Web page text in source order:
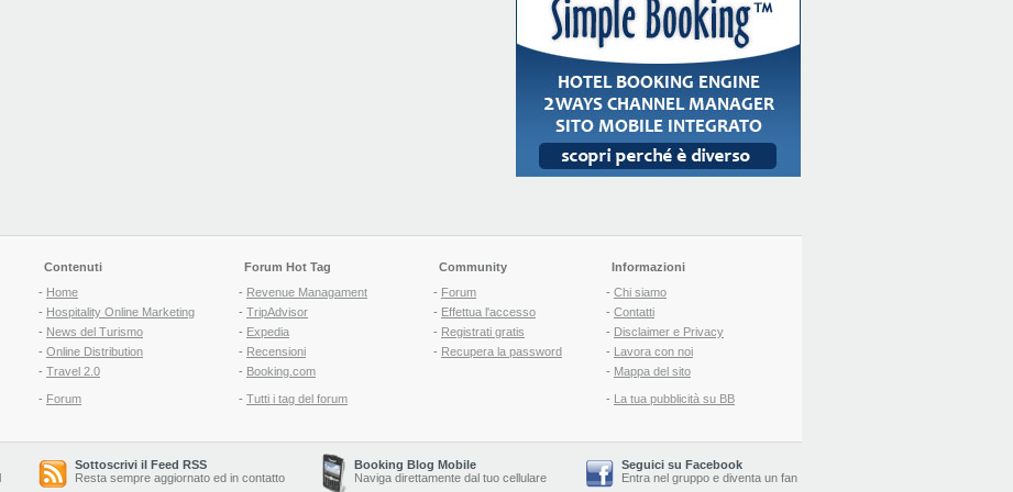
Contenuti
- Home
- Hospitality Online Marketing
- News del Turismo
- Online Distribution
- Travel 2.0
- Forum
Forum Hot Tag
- Revenue Managament
- TripAdvisor
- Expedia
- Recensioni
- Booking.com
- Tutti i tag del forum
Community
- Forum
- Effettua l'accesso
- Registrati gratis
- Recupera la password
Informazioni
- Chi siamo
- Contatti
- Disclaimer e Privacy
- Lavora con noi
- Mappa del sito
- La tua pubblicità su BB
Sottoscrivi il Feed RSS
Resta sempre aggiornato ed in contatto
Booking Blog Mobile
Naviga direttamente dal tuo cellulare
Seguici su Facebook
Entra nel gruppo e diventa un fan